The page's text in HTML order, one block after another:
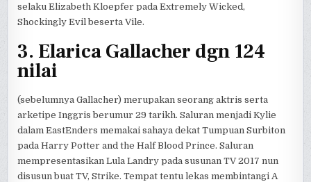
selaku Elizabeth Kloepfer pada Extremely Wicked,
Shockingly Evil beserta Vile.
3. Elarica Gallacher dgn 124
nilai
(sebelumnya Gallacher) merupakan seorang aktris serta
arketipe Inggris berumur 29 tarikh. Saluran menjadi Kylie
dalam EastEnders memakai sahaya dekat Tumpuan Surbiton
pada Harry Potter and the Half Blood Prince. Saluran
mempresentasikan Lula Landry pada susunan TV 2017 nun
disusun buat TV, Strike. Tempat tentu lekas membintangi A